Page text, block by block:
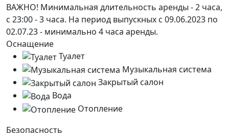
ВАЖНО! Минимальная длительность аренды - 2 часа,
с 23:00 - 3 часа. На период выпускных с 09.06.2023 по
02.07.23 - минимально 4 часа аренды.
Оснащение
Туалет
Музыкальная система
Закрытый салон
Вода
Отопление
Безопасность